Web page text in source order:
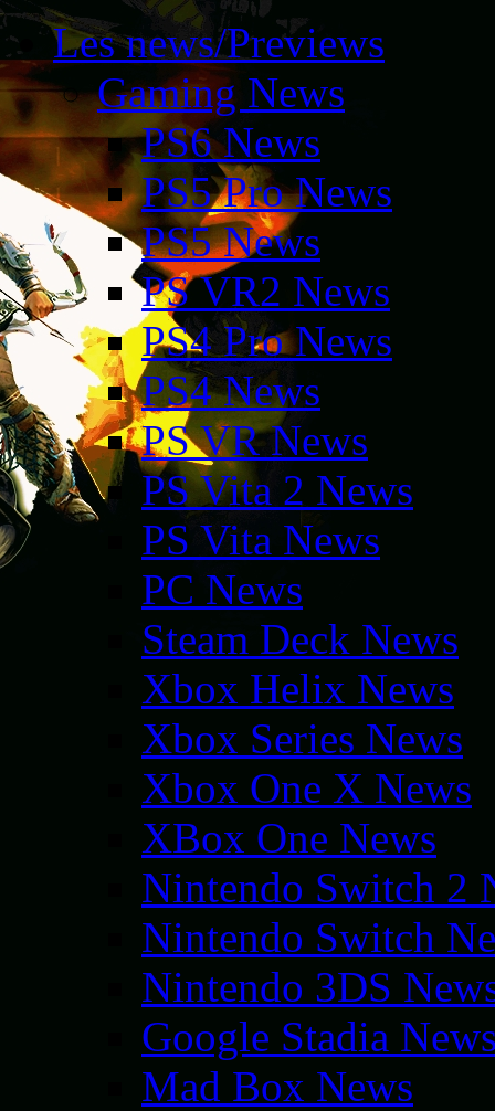
Les news/Previews
Gaming News
PS6 News
PS5 Pro News
PS5 News
PS VR2 News
PS4 Pro News
PS4 News
PS VR News
PS Vita 2 News
PS Vita News
PC News
Steam Deck News
Xbox Helix News
Xbox Series News
Xbox One X News
XBox One News
Nintendo Switch 2
Nintendo Switch
Nintendo 3DS
Google Stadia
Mad Box News